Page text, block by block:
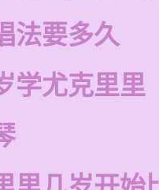
法要多久
学尤克里里